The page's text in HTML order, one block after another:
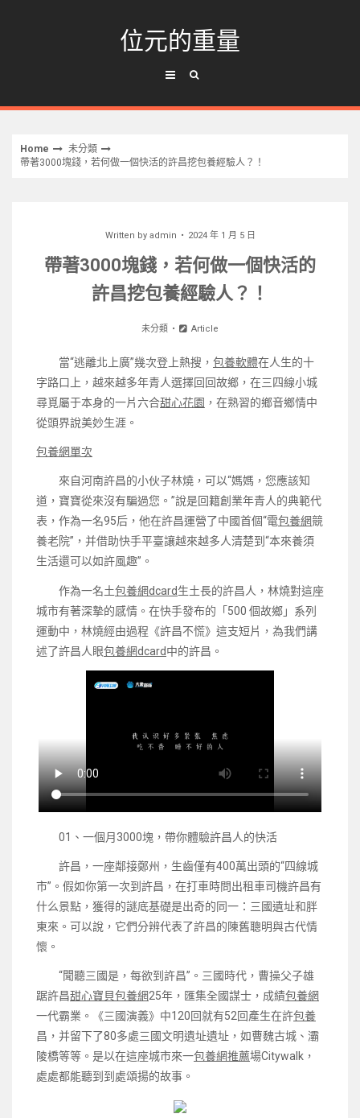
位元的重量
Home
未分類
帶著3000塊錢，若何做一個快活的許昌挖包養經驗人？！
Written by admin 2024 年 1 月 5 日
帶著3000塊錢，若何做一個快活的
許昌挖包養經驗人？！
未分類 Article
當“逃離北上廣”幾次登上熱搜， 包養軟體在人生的十
字路口上，越來越多年青人選擇回回故鄉，在三四線小城
尋覓屬于本身的一片六合甜心花園 ，在熟習的鄉音鄉情中
從頭界說美妙生涯。
包養網單次
來自河南許昌的小伙子林燒，可以“媽媽，您應該知
道，寶寶從來沒有騙過您。”說是回籍創業年青人的典範代
表，作為一名95后，他在許昌運營了中國首個“電包養網競
養老院”，并借助快手平臺讓越來越多人清楚到“本來養須
生活還可以如許風趣”。
作為一名土包養網dcard生土長的許昌人，林燒對這座
城市有著深摯的感情。在快手發布的「500 個故鄉」系列
運動中，林燒經由過程《許昌不慌》這支短片，為我們講
述了許昌人眼包養網dcard中的許昌。
01、一個月3000塊，帶你體驗許昌人的快活
許昌，一座鄰接鄭州，生齒僅有400萬出頭的“四線城
市”。假如你第一次到許昌，在打車時問出租車司機許昌有
什么景點，獲得的謎底基礎是出奇的同一：三國遺址和胖
東來。可以說，它們分辨代表了許昌的陳舊聰明與古代情
懷。
“聞聽三國是，每欲到許昌”。三國時代，曹操父子雄
踞許昌甜心寶貝包養網25年，匯集全國謀士，成績包養網
一代霸業。《三國演義》中120回就有52回產生在許包養
昌，并留下了80多處三國文明遺址遺址，如曹魏古城、灞
陵橋等等。是以在這座城市來一包養網推薦場Citywalk，
處處都能聽到到處頌揚的故事。